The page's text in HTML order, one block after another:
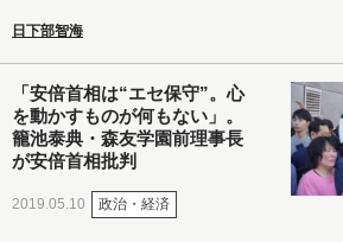
日下部智海
「安倍首相は“エセ保守”。心
を動かすものが何もない」。
籠池泰典・森友学園前理事長
が安倍首相批判
2019.05.10 政治・経済